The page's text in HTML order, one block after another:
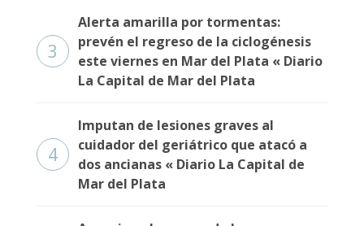
3
Alerta amarilla por tormentas:
prevén el regreso de la ciclogénesis
este viernes en Mar del Plata « Diario
La Capital de Mar del Plata
4
Imputan de lesiones graves al
cuidador del geriátrico que atacó a
dos ancianas « Diario La Capital de
Mar del Plata